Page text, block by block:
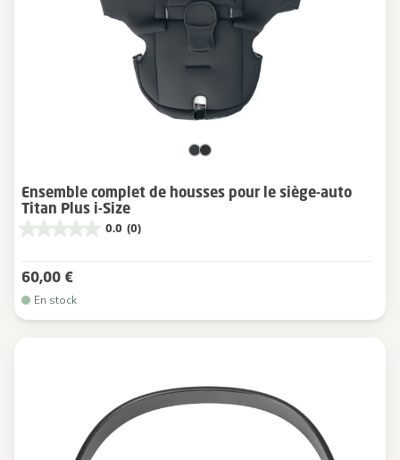
Ensemble complet de housses pour le siège-auto
Titan Plus i-Size
0.0 (0)
60,00 €
En stock